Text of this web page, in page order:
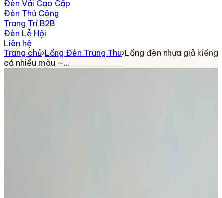
Đèn Vải Cao Cấp
Đèn Thủ Công
Trang Trí B2B
Đèn Lễ Hội
Liên hệ
Trang chủ›Lồng Đèn Trung Thu›Lồng đèn nhựa giả kiếng
cá nhiều màu —…